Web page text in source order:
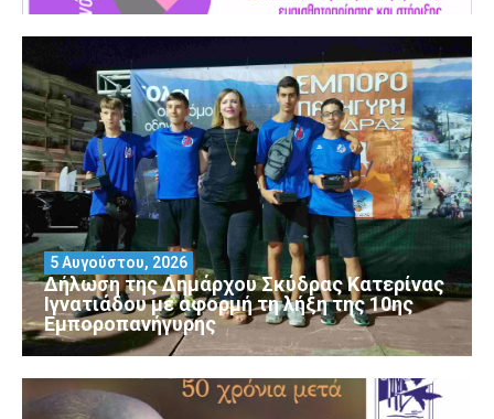
Δήλωση της Δημάρχου Σκύδρας Κατερίνας
Ιγνατιάδου με αφορμή τη λήξη της 10ης
Εμποροπανήγυρης
5 Αυγούστου, 2026